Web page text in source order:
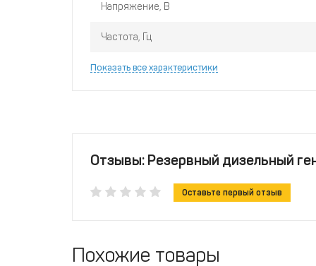
Напряжение, В
Частота, Гц
Показать все характеристики
Отзывы: Резервный дизельный
Оставьте первый отзыв
Похожие товары